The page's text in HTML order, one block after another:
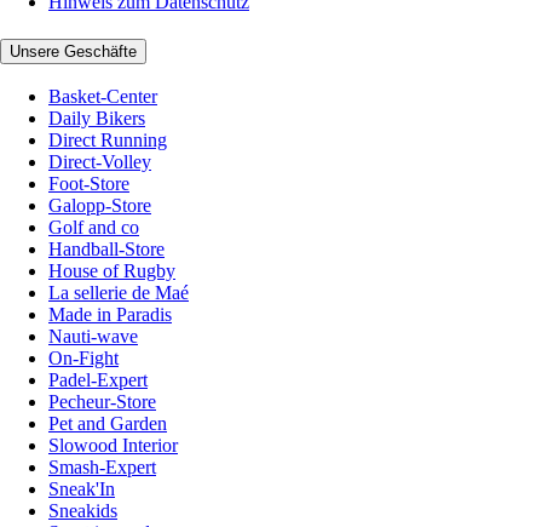
Unsere Geschäfte
Basket-Center
Daily Bikers
Direct Running
Direct-Volley
Foot-Store
Galopp-Store
Golf and co
Handball-Store
House of Rugby
La sellerie de Maé
Made in Paradis
Nauti-wave
On-Fight
Padel-Expert
Pecheur-Store
Pet and Garden
Slowood Interior
Smash-Expert
Sneak'In
Sneakids